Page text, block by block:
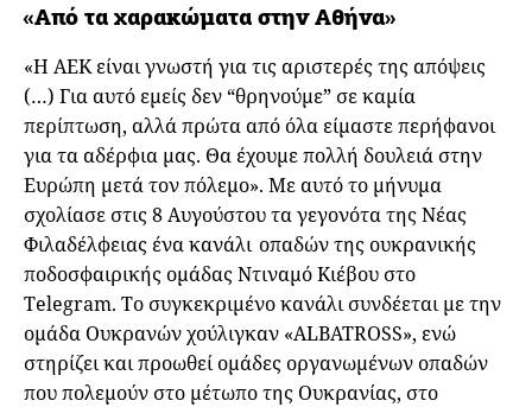
«Από τα χαρακώματα στην Αθήνα»
«Η ΑΕΚ είναι γνωστή για τις αριστερές της απόψεις
(…) Για αυτό εμείς δεν “θρηνούμε” σε καμία
περίπτωση, αλλά πρώτα από όλα είμαστε περήφανοι
για τα αδέρφια μας. Θα έχουμε πολλή δουλειά στην
Ευρώπη μετά τον πόλεμο». Με αυτό το μήνυμα
σχολίασε στις 8 Αυγούστου τα γεγονότα της Νέας
Φιλαδέλφειας ένα κανάλι οπαδών της ουκρανικής
ποδοσφαιρικής ομάδας Ντιναμό Κιέβου στο
Telegram. Το συγκεκριμένο κανάλι συνδέεται με την
ομάδα Ουκρανών χούλιγκαν «ALBATROSS», ενώ
στηρίζει και προωθεί ομάδες οργανωμένων οπαδών
που πολεμούν στο μέτωπο της Ουκρανίας, στο